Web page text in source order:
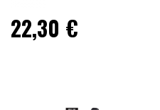
22,30 €